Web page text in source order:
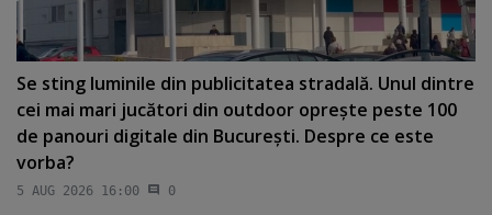
Se sting luminile din publicitatea stradală. Unul dintre
cei mai mari jucători din outdoor opreşte peste 100
de panouri digitale din Bucureşti. Despre ce este
vorba?
5 AUG 2026 16:00 0